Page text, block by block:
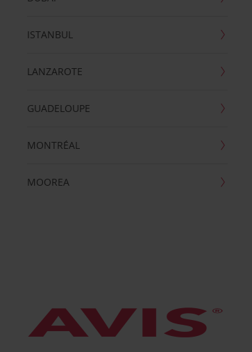
ISTANBUL
LANZAROTE
GUADELOUPE
MONTRÉAL
MOOREA